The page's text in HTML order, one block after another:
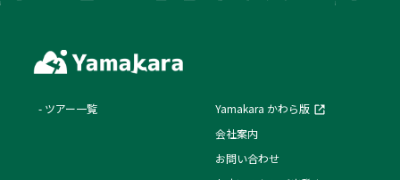
ツアー一覧
Yamakara かわら版
会社案内
お問い合わせ